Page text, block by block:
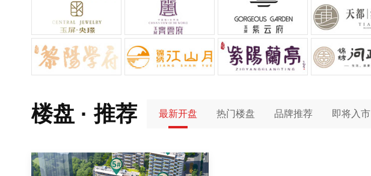
楼盘 · 推荐 最新开盘 热门楼盘 品牌推荐 即将入市